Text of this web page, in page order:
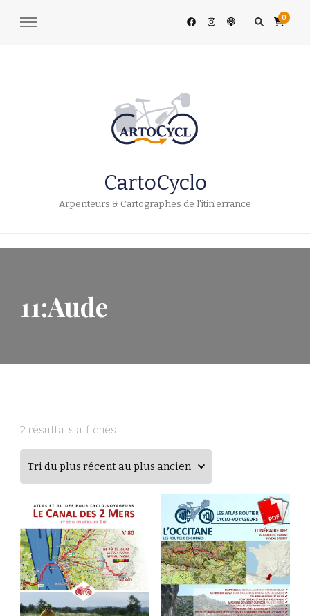
0
CartoCyclo
Arpenteurs & Cartographes de l'itin'errance
11:Aude
2 résultats affichés